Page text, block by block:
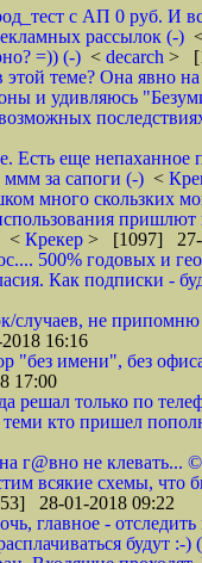
с АП 0 руб. И
рассылок (-)
=)) (-) < decarch >
этой теме? Она явно
и удивляюсь
возможных
Есть еще непаханное
ммм за сапоги (-) <
много скользких
< Крекер > [1097] 27-
500% годовых и
Как подписки -
случаев, не
16:16
"без имени", без
17:00
решал только по
теми кто пришел
г@вно не клевать...
всякие схемы, что
28-01-2018 09:22
главное -
будут :-)